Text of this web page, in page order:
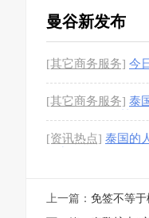
曼谷新发布
[其它商务服务] 今
[其它商务服务] 泰
[资讯热点] 泰国的
上一篇： 免签不等